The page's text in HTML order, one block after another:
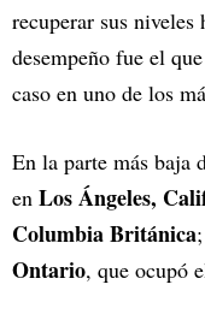
recuperar sus
desempeño fue el
caso en uno de los
En la parte más baja
en Los Ángeles,
Columbia Británica
Ontario, que ocupó